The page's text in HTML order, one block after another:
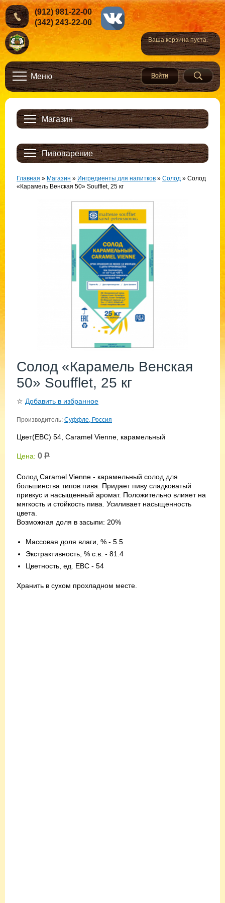
Ваша корзина пуста. –
(912) 981-22-00
(342) 243-22-00
Меню
Магазин
Пивоварение
Главная » Магазин » Ингредиенты для напитков » Солод » Солод
«Карамель Венская 50» Soufflet, 25 кг
Солод «Карамель Венская
50» Soufflet, 25 кг
☆ Добавить в избранное
Производитель: Суффле, Россия
Цвет(EBC) 54, Caramel Vienne, карамельный
Цена: 0 Р
Солод Caramel Vienne - карамельный солод для
большинства типов пива. Придает пиву сладковатый
привкус и насыщенный аромат. Положительно влияет на
мягкость и стойкость пива. Усиливает насыщенность
цвета.
Возможная доля в засыпи: 20%
Массовая доля влаги, % - 5.5
Экстрактивность, % с.в. - 81.4
Цветность, ед. EBC - 54
Хранить в сухом прохладном месте.